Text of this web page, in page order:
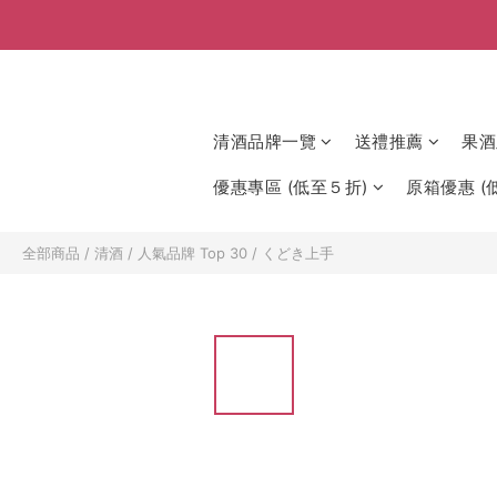
清酒品牌一覽 送禮推薦 果
優惠專區 (低至５折) 原箱優惠 (
全部商品 / 清酒 / 人氣品牌 Top 30 / くどき上手